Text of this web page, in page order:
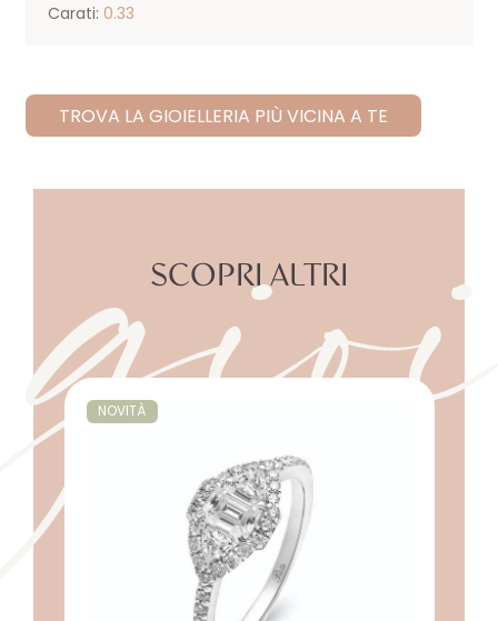
Carati: 0.33
TROVA LA GIOIELLERIA PIÙ VICINA A TE
SCOPRI ALTRI
NOVITÀ